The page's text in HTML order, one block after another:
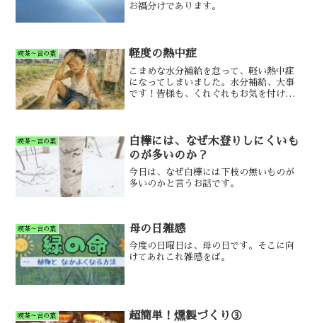
お福分けであります。
喫茶～言の葉 軽度の熱中症
こまめな水分補給を怠って、軽い熱中症
になってしまいました。水分補給、大事
です！皆様も、くれぐれもお気を付けく
喫茶～言の葉
白樺には、なぜ木登りしにくいも
のが多いのか？
今日は、なぜ白樺には下枝の無いものが
多いのかと言うお話です。
喫茶～言の葉 母の日雑感
今度の日曜日は、母の日です。そこに向
けてあれこれ雑感をば。
喫茶～言の葉 超簡単！燻製づくり③